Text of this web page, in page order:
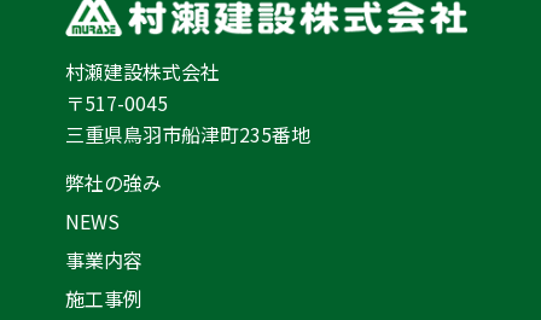
村瀬建設株式会社
〒517-0045
三重県鳥羽市船津町235番地
弊社の強み
NEWS
事業内容
施工事例